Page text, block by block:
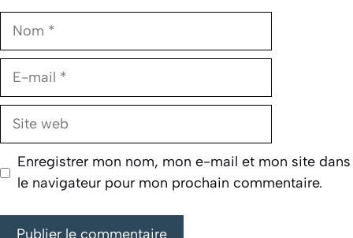
Nom
E-
Site
Enregistrer mon nom, mon e-mail et mon site dans
le navigateur pour mon prochain commentaire.